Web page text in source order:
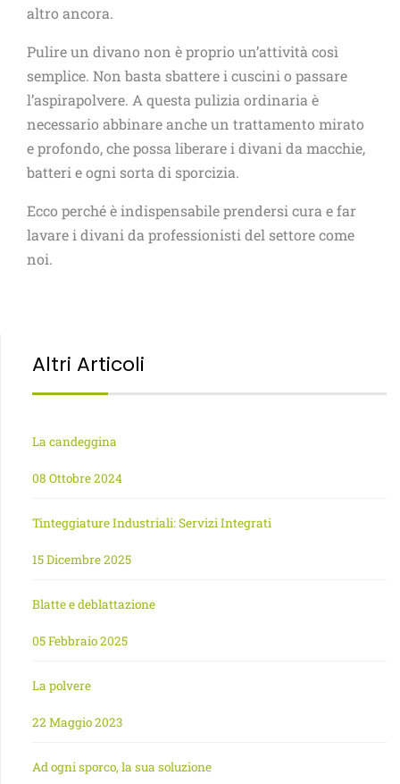
altro ancora.
Pulire un divano non è proprio un’attività così
semplice. Non basta sbattere i cuscini o passare
l’aspirapolvere. A questa pulizia ordinaria è
necessario abbinare anche un trattamento mirato
e profondo, che possa liberare i divani da macchie,
batteri e ogni sorta di sporcizia.
Ecco perché è indispensabile prendersi cura e far
lavare i divani da professionisti del settore come
noi.
Altri Articoli
La candeggina
08 Ottobre 2024
Tinteggiature Industriali: Servizi Integrati
15 Dicembre 2025
Blatte e deblattazione
05 Febbraio 2025
La polvere
22 Maggio 2023
Ad ogni sporco, la sua soluzione